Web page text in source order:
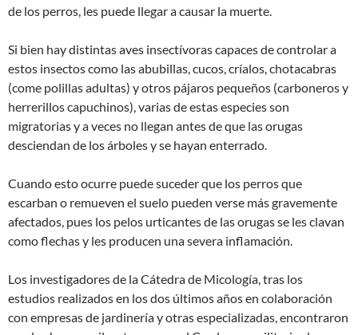
de los perros, les puede llegar a causar la muerte.
Si bien hay distintas aves insectívoras capaces de controlar a
estos insectos como las abubillas, cucos, críalos, chotacabras
(come polillas adultas) y otros pájaros pequeños (carboneros y
herrerillos capuchinos), varias de estas especies son
migratorias y a veces no llegan antes de que las orugas
desciendan de los árboles y se hayan enterrado.
Cuando esto ocurre puede suceder que los perros que
escarban o remueven el suelo pueden verse más gravemente
afectados, pues los pelos urticantes de las orugas se les clavan
como flechas y les producen una severa inflamación.
Los investigadores de la Cátedra de Micología, tras los
estudios realizados en los dos últimos años en colaboración
con empresas de jardinería y otras especializadas, encontraron